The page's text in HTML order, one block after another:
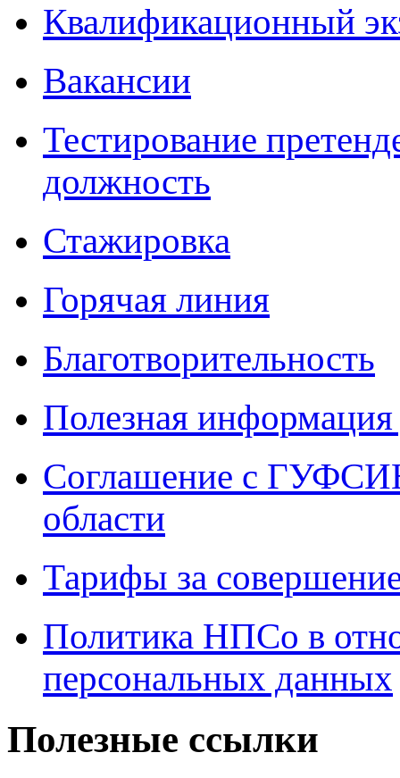
Квалификационный
Вакансии
Тестирование
должность
Стажировка
Горячая линия
Благотворительность
Полезная
Соглашение с
области
Тарифы за
Политика НПСо в
персональных данных
Полезные ссылки